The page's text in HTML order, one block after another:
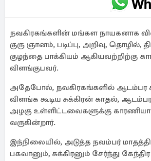
நவகிரகங்களின் மங்கள நாயகனாக
குரு ஞானம், படிப்பு, அறிவு, தொழில்,
குழந்தை பாக்கியம் ஆகியவற்றிற்கு
விளங்குபவர்.
அதேபோல், நவகிரகங்களில் ஆடம்பர
விளங்க கூடிய சுக்கிரன் காதல்,
அழகு உள்ளிட்டவைகளுக்கு
வருகின்றார்.
இந்நிலையில், அடுத்த நவம்பர்
பகவானும், சுக்கிரனும் சேர்ந்து கேந்திர